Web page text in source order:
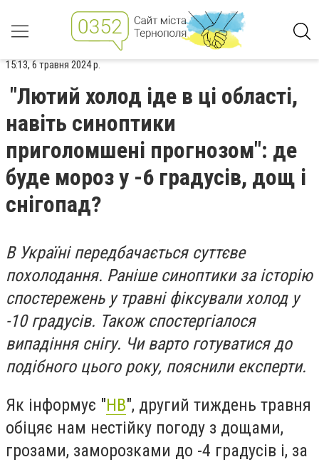
15:13, 6 травня 2024 р.
"Лютий холод іде в ці області,
навіть синоптики
приголомшені прогнозом": де
буде мороз у -6 градусів, дощ і
снігопад?
В Україні передбачається суттєве
похолодання. Раніше синоптики за історію
спостережень у травні фіксували холод у
-10 градусів. Також спостергіалося
випадіння снігу. Чи варто готуватися до
подібного цього року, пояснили експерти.
Як інформує "НВ", другий тиждень травня
обіцяє нам нестійку погоду з дощами,
грозами, заморозками до -4 градусів і, за